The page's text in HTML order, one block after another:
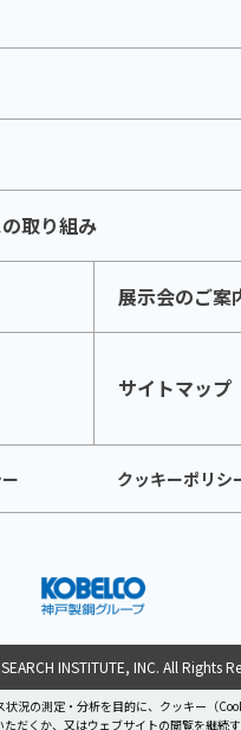
取り組み
展示会のご案
サイトマップ
クッキーポリシ
INSTITUTE, INC. All Rights
況の測定・分析を目的に、クッキー（
ただくか、又はウェブサイトの閲覧を継続